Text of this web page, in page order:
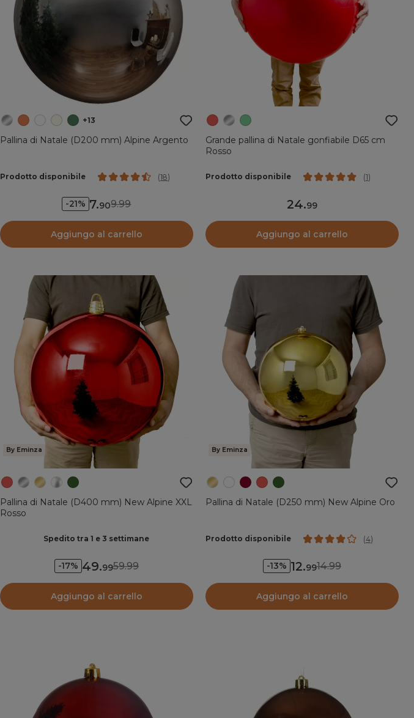
+13
Pallina di Natale (D200 mm) Alpine Argento
Prodotto disponibile (18)
-21% 7.909.99
Aggiungo al carrello
Grande pallina di Natale gonfiabile D65 cm
Rosso
Prodotto disponibile (1)
24.99
Aggiungo al carrello
By Eminza
Pallina di Natale (D400 mm) New Alpine XXL
Rosso
Spedito tra 1 e 3 settimane
-17% 49.9959.99
Aggiungo al carrello
By Eminza
Pallina di Natale (D250 mm) New Alpine Oro
Prodotto disponibile (4)
-13% 12.9914.99
Aggiungo al carrello